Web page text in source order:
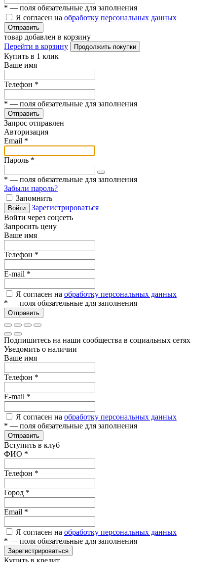
* — поля обязательные для заполнения
Я согласен на обработку персональных данных
Отправить
товар добавлен в корзину
Перейти в корзину
Продолжить покупки
Купить в 1 клик
Ваше имя
Телефон *
* — поля обязательные для заполнения
Отправить
Запрос отправлен
Авторизация
Email *
Пароль *
* — поля обязательные для заполнения
Забыли пароль?
Запомнить
Войти
Зарегистрироваться
Войти через соцсеть
Запросить цену
Ваше имя
Телефон *
E-mail *
Я согласен на обработку персональных данных
* — поля обязательные для заполнения
Отправить
Подпишитесь на наши сообщества в социальных сетях
Уведомить о наличии
Ваше имя
Телефон *
E-mail *
Я согласен на обработку персональных данных
* — поля обязательные для заполнения
Отправить
Вступить в клуб
ФИО *
Телефон *
Город *
Email *
Я согласен на обработку персональных данных
* — поля обязательные для заполнения
Зарегистрироваться
Купить в кредит